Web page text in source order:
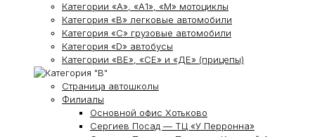
Категории «А», «А1», «М» мотоциклы
Категория «В» легковые автомобили
Категория «С» грузовые автомобили
Категория «D» автобусы
Категории «ВЕ», «СЕ» и «ДЕ» (прицепы)
Страница автошколы
Филиалы
Основной офис Хотьково
Сергиев Посад — ТЦ «У Перронна»